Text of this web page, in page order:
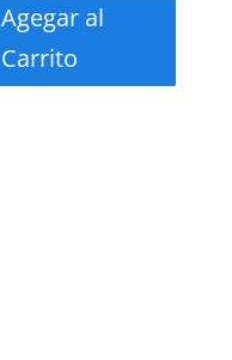
Agegar al
Carrito